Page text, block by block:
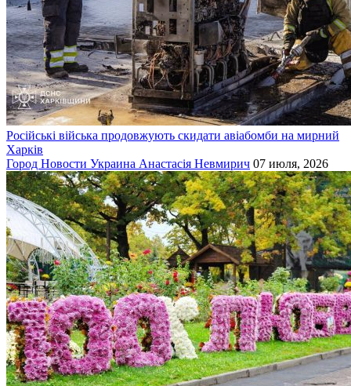
Російські війська продовжують скидати авіабомби на мирний
Харків
Город Новости Украина Анастасія Невмирич 07 июля, 2026